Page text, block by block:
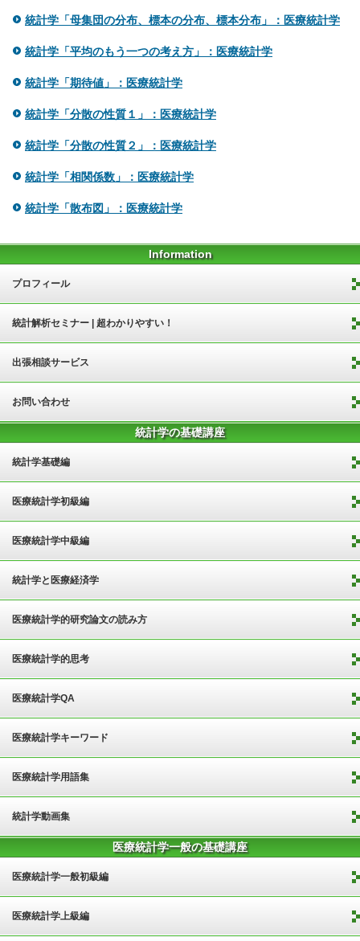
統計学「母集団の分布、標本の分布、標本分布」：医療統計学
統計学「平均のもう一つの考え方」：医療統計学
統計学「期待値」：医療統計学
統計学「分散の性質１」：医療統計学
統計学「分散の性質２」：医療統計学
統計学「相関係数」：医療統計学
統計学「散布図」：医療統計学
Information
プロフィール
統計解析セミナー | 超わかりやすい！
出張相談サービス
お問い合わせ
統計学の基礎講座
統計学基礎編
医療統計学初級編
医療統計学中級編
統計学と医療経済学
医療統計学的研究論文の読み方
医療統計学的思考
医療統計学QA
医療統計学キーワード
医療統計学用語集
統計学動画集
医療統計学一般の基礎講座
医療統計学一般初級編
医療統計学上級編